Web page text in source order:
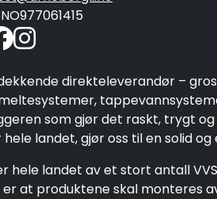
NO977061415
direkteleverandør –
som gjør det raskt, trygt
landet, gjør oss til en solid
hele landet av et stort antall
at produktene skal monteres